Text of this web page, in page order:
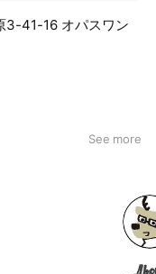
3-41-16 オパスワン
See more